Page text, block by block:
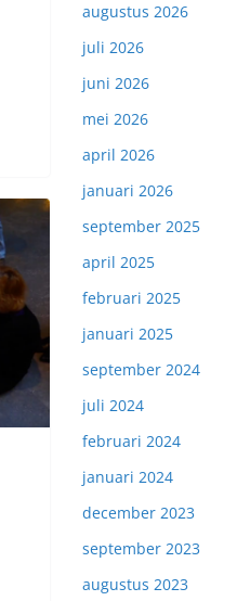
augustus 2026
juli 2026
juni 2026
mei 2026
april 2026
januari 2026
september 2025
april 2025
februari 2025
januari 2025
september 2024
juli 2024
februari 2024
januari 2024
december 2023
september 2023
augustus 2023